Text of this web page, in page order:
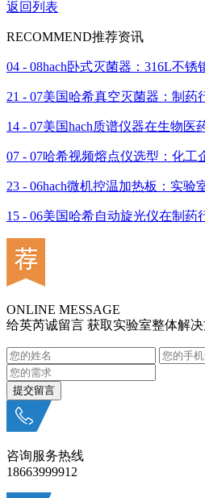
返回列表
RECOMMEND推荐资讯
04 - 08hach卧式灭菌器：316L不
21 - 07美国哈希真空灭菌器：制药
14 - 07美国hach质谱仪器在生物医
07 - 07哈希视频熔点仪选型：化工
23 - 06hach微机控温加热板：实验
15 - 06美国哈希自动旋光仪在制药
ONLINE MESSAGE
给英芮诚留言 获取实验室整体解
咨询服务热线
18663999912